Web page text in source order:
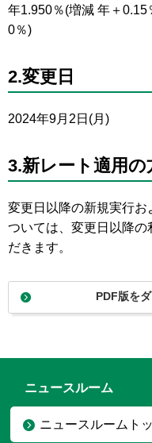
年1.950％(増減 年＋
0％)
2.変更日
2024年9月2日(月)
3.新レート適用の
変更日以降の新規実行お
ついては、変更日以降の
だきます。
PDF版を
ニュースルーム
ニュースルームト